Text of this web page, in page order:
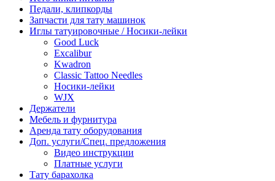
Педали, клипкорды
Запчасти для тату машинок
Иглы татуировочные / Носики-лейки
Good Luck
Excalibur
Kwadron
Classic Tattoo Needles
Носики-лейки
WJX
Держатели
Мебель и фурнитура
Аренда тату оборудования
Доп. услуги/Спец. предложения
Видео инструкции
Платные услуги
Тату барахолка